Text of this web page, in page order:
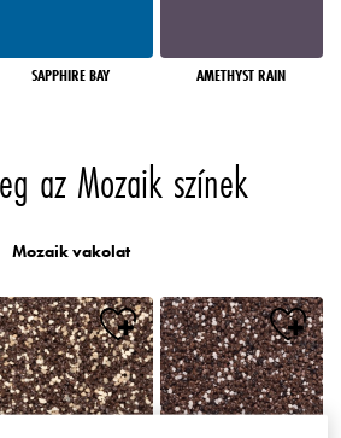
SAPPHIRE BAY AMETHYST RAIN
az Mozaik színek
Mozaik vakolat